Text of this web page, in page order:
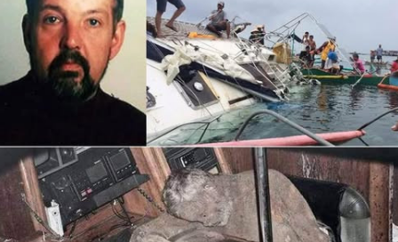
၏ ခန္ဓာကိုယ်သည် ရွက်လှေအတွင်း ရေဒီယိုခန်းရှိ စားပွဲ
င် ထိုင်လျက်အနေအထားဖြင့် လက်တစ်ဖက်က စားပွဲပေါ်တွင် မှီ
ေကာ မံမီသဖွယ် တည်ရှိနေခဲ့ပြီး၊ ခြောက်သွေ့သော ပင်လယ်လေ၊
ားဓာတ်နှင့် အပူချိန်တို့ ပေါင်းစပ်မှုကြောင့် သဘာဝအတိုင်း
န်းသိမ်းခံထားရခြင်း ဖြစ်တယ်လို့ ကျွမ်းကျင်သူများက မှတ်ချက်
ြုကြပါတယ်။ စုံစမ်းစစ်ဆေးသူများက လူသတ်မှု သို့မဟုတ်
ာဇဝတ်မှု လက္ခဏာ တစ်စုံတစ်ရာမှ မတွေ့ရှိရဘဲ၊ ၎င်းသည်
တ်တရက် နှလုံးရောဂါဖောက်ပြန်ခြင်း (acute myocardial
ကြောင့် တစ်ပတ်ခန့်အတွင်း ကွယ်လွန်သွားခဲ့ခြင်းဖြစ်
င်ကြောင်း ကောက်ချက်ချခဲ့ပါတယ်။
သည် ၎င်း၏ 'Sayo' အမည်ရှိ ရွက်လှေဖြင့် နှစ်ပေါင်း ၂၀
န့် ကမ္ဘာ့ပင်လယ်ပြင်တစ်ဝိုက် ခရီးဆန့်ခဲ့သူဖြစ်ပြီး၊ ရွက်လှေပေါ်